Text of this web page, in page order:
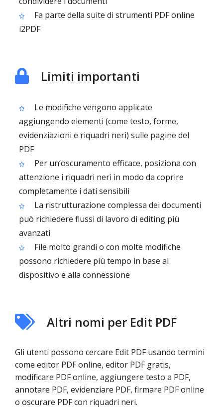
Fa parte della suite di strumenti PDF online
i2PDF
Limiti importanti
Le modifiche vengono applicate
aggiungendo elementi (come testo, forme,
evidenziazioni e riquadri neri) sulle pagine del
PDF
Per un’oscuramento efficace, posiziona con
attenzione i riquadri neri in modo da coprire
completamente i dati sensibili
La ristrutturazione complessa dei documenti
può richiedere flussi di lavoro di editing più
avanzati
File molto grandi o con molte modifiche
possono richiedere più tempo in base al
dispositivo e alla connessione
Altri nomi per Edit PDF
Gli utenti possono cercare Edit PDF usando termini
come editor PDF online, editor PDF gratis,
modificare PDF online, aggiungere testo a PDF,
annotare PDF, evidenziare PDF, firmare PDF online
o oscurare PDF con riquadri neri.